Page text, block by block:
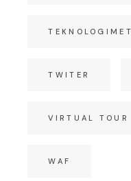
TWITER
VIRTUAL TOUR
WAF